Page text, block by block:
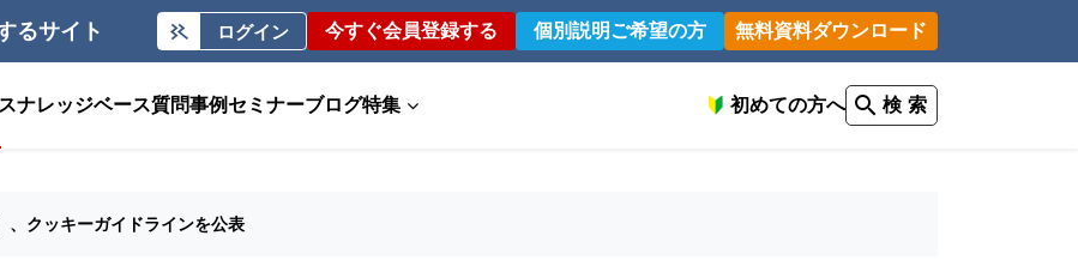
るサイト ログイン 今すぐ会員登録する 個別説明ご希望の方 無料資料ダウンロード
ナレッジベース質問事例 セミナーブログ特集 初めての方へ 検 索
、クッキーガイドラインを公表